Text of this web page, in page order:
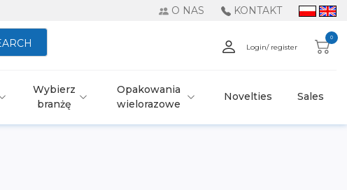
O NAS KONTAKT
Login/ register
0
Wybierz
branżę
Opakowania
wielorazowe
Novelties Sales